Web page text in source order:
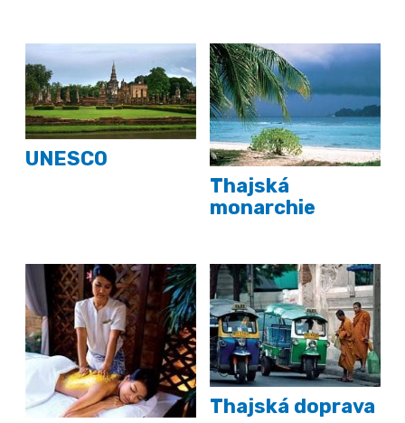
UNESCO
Thajská
monarchie
Thajská doprava